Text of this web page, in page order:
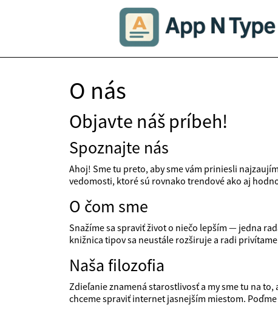
O nás
Objavte náš príbeh!
Spoznajte nás
Ahoj! Sme tu preto, aby sme vám priniesli
vedomosti, ktoré sú rovnako trendové ako aj
O čom sme
Snažíme sa spraviť život o niečo lepším — jedna
knižnica tipov sa neustále rozširuje a radi
Naša filozofia
Zdieľanie znamená starostlivosť a my sme tu na
chceme spraviť internet jasnejším miestom.